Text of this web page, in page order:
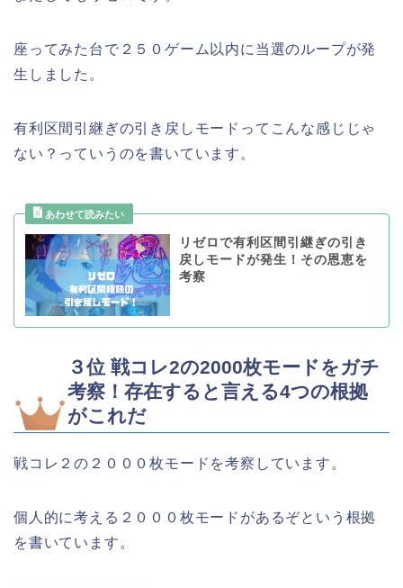
座ってみた台で２５０ゲーム以内に当選のループが発
生しました。
有利区間引継ぎの引き戻しモードってこんな感じじゃ
ない？っていうのを書いています。
リゼロで有利区間引継ぎの引き
戻しモードが発生！その恩恵を
考察
３位 戦コレ2の2000枚モードをガチ
考察！存在すると言える4つの根拠
がこれだ
戦コレ２の２０００枚モードを考察しています。
個人的に考える２０００枚モードがあるぞという根拠
を書いています。